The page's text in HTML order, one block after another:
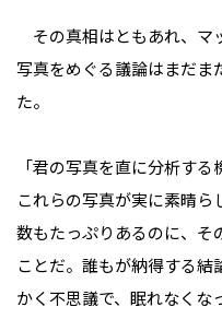
その真相はともあれ、マ
写真をめぐる議論はまだま
た。
「君の写真を直に分析す
これらの写真が実に素晴
数もたっぷりあるのに、そ
ことだ。誰もが納得する結
かく不思議で、眠れなくな